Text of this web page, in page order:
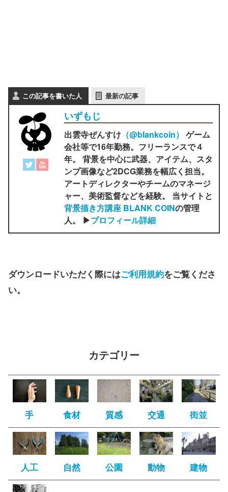
この記事を書いた人 最新の記事
いずもじ
出雲寺ぜんすけ （‎@blankcoin） ゲーム
会社等で16年勤務。フリーランスで４
年。 背景を中心に武器、アイテム、スタ
ンプ画像など2DCG業務を幅広く担当。
アートディレクターやチームのマネージ
ャー、美術監督などを経験。 当サイトと
背景描き方講座 BLANK COINの管理
人。 ▶プロフィール詳細
ダウンロードいただく際にはご利用規約をご覧くださ
い。
カテゴリー
手 食材 質感 交通 街並
人工 自然 公園 動物 建物